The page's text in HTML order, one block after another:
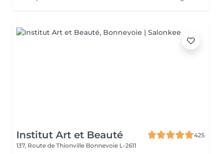
Institut Art et Beauté
425
137, Route de Thionville Bonnevoie L-2611